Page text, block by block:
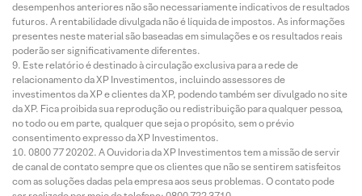
desempenhos anteriores não são necessariamente indicativos de resultados
futuros. A rentabilidade divulgada não é líquida de impostos. As informações
presentes neste material são baseadas em simulações e os resultados reais
poderão ser significativamente diferentes.
Este relatório é destinado à circulação exclusiva para a rede de
relacionamento da XP Investimentos, incluindo assessores de
investimentos da XP e clientes da XP, podendo também ser divulgado no site
da XP. Fica proibida sua reprodução ou redistribuição para qualquer pessoa,
no todo ou em parte, qualquer que seja o propósito, sem o prévio
consentimento expresso da XP Investimentos.
0800 77 20202. A Ouvidoria da XP Investimentos tem a missão de servir
de canal de contato sempre que os clientes que não se sentirem satisfeitos
com as soluções dadas pela empresa aos seus problemas. O contato pode